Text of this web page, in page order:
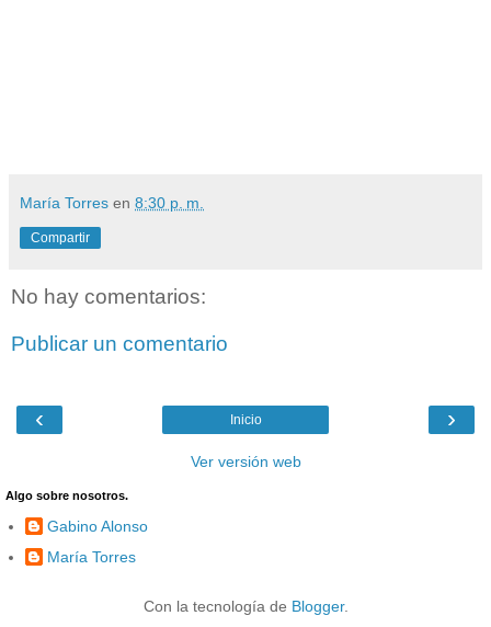
María Torres en 8:30 p. m.
Compartir
No hay comentarios:
Publicar un comentario
‹ ›
Inicio
Ver versión web
Algo sobre nosotros.
Gabino Alonso
María Torres
Con la tecnología de Blogger.